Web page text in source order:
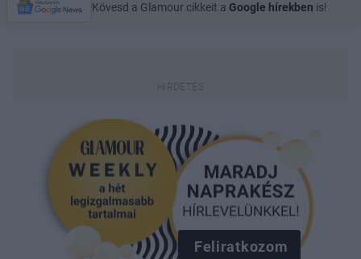
Kövesd a Glamour cikkeit a Google hírekben is!
Feliratkozom